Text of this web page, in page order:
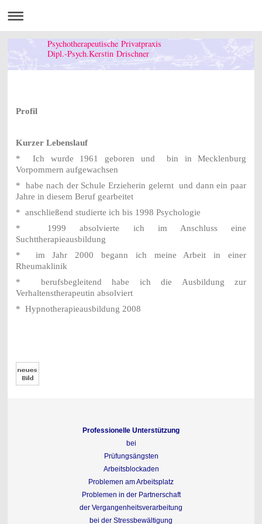
Psychotherapeutische Privatpraxis
Dipl.-Psych.Kerstin Drischner
Profil
Kurzer Lebenslauf
* Ich wurde 1961 geboren und
bin in Mecklenburg
Vorpommern aufgewachsen
*
habe nach der Schule Erzieherin gelernt und dann ein paar
Jahre in diesem Beruf gearbeitet
* anschließend studierte ich bis 1998 Psychologie
*
1999 absolvierte ich im Anschluss eine
Suchttherapieausbildung
*
im Jahr 2000 begann ich meine Arbeit in einer
Rheumaklinik
*
berufsbegleitend habe ich die Ausbildung zur
Verhaltenstherapeutin absolviert
* Hypnotherapieausbildung 2008
Professionelle Unterstützung
bei
Prüfungsängsten
Arbeitsblockaden
Problemen am Arbeitsplatz
Problemen in der Partnerschaft
der Vergangenheitsverarbeitung
bei der Stressbewältigung